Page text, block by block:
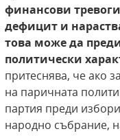
финансови
дефицит и
това може да
политически
притеснява, че ако
на паричната
партия преди
народно събрание,